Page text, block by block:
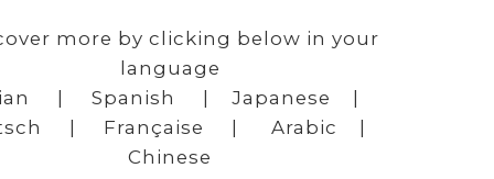
more by clicking below in your
language
Spanish Japanese
Française Arabic
Chinese